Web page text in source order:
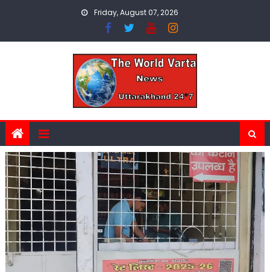
Friday, August 07, 2026